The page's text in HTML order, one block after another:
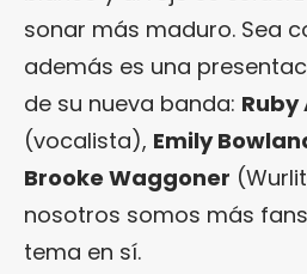
sonar más maduro. Sea
además es una
de su nueva banda:
(vocalista), Emily
Brooke Waggoner
nosotros somos más
tema en sí.